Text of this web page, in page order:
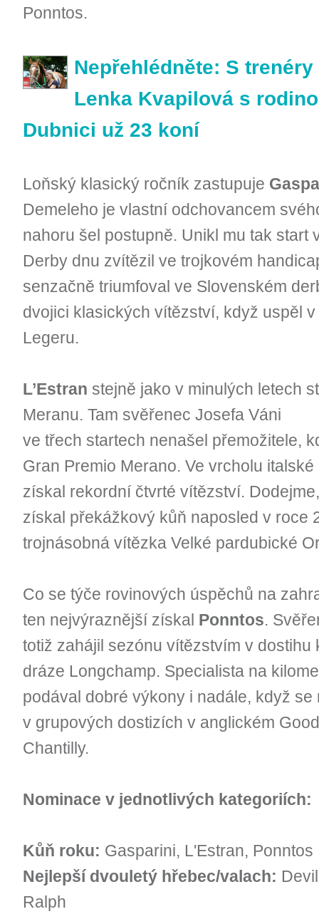
Ponntos.
Nepřehlédněte: S
Lenka Kvapilová s
Dubnici už 23 koní
Loňský klasický ročník zastupuje
Demeleho je vlastní odchovancem
nahoru šel postupně. Unikl mu tak start
Derby dnu zvítězil ve trojkovém
senzačně triumfoval ve Slovenském
dvojici klasických vítězství, když uspěl
Legeru.
L’Estran stejně jako v minulých letech
Meranu. Tam svěřenec Josefa Váni
ve třech startech nenašel přemožitele,
Gran Premio Merano. Ve vrcholu
získal rekordní čtvrté vítězství.
získal překážkový kůň naposled v roce
trojnásobná vítězka Velké pardubické
Co se týče rovinových úspěchů na
ten nejvýraznější získal Ponntos.
totiž zahájil sezónu vítězstvím v dostihu
dráze Longchamp. Specialista na
podával dobré výkony i nadále, když
v grupových dostizích v anglickém
Chantilly.
Nominace v jednotlivých kategoriích:
Kůň roku: Gasparini, L'Estran, Ponntos
Nejlepší dvouletý hřebec/valach:
Ralph